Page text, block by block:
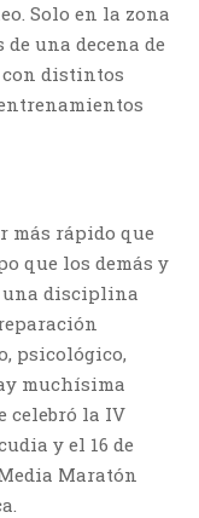
Solo en la zona
una decena de
distintos
más rápido que
que los demás y
una disciplina
psicológico,
muchísima
celebró la IV
y el 16 de
Maratón